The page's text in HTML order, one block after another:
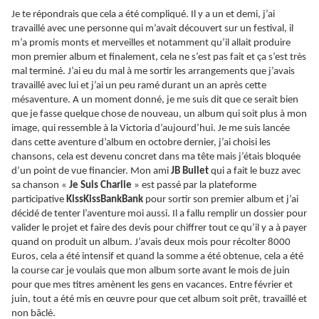
Je te répondrais que cela a été compliqué. Il y a un et demi, j’ai
travaillé avec une personne qui m’avait découvert sur un festival, il
m’a promis monts et merveilles et notamment qu’il allait produire
mon premier album et finalement, cela ne s’est pas fait et ça s’est très
mal terminé. J’ai eu du mal à me sortir les arrangements que j’avais
travaillé avec lui et j’ai un peu ramé durant un an après cette
mésaventure. A un moment donné, je me suis dit que ce serait bien
que je fasse quelque chose de nouveau, un album qui soit plus à mon
image, qui ressemble à la Victoria d’aujourd’hui. Je me suis lancée
dans cette aventure d’album en octobre dernier, j’ai choisi les
chansons, cela est devenu concret dans ma tête mais j’étais bloquée
d’un point de vue financier. Mon ami JB Bullet qui a fait le buzz avec
sa chanson « Je Suis Charlie » est passé par la plateforme
participative KissKissBankBank pour sortir son premier album et j’ai
décidé de tenter l’aventure moi aussi. Il a fallu remplir un dossier pour
valider le projet et faire des devis pour chiffrer tout ce qu’il y a à payer
quand on produit un album. J’avais deux mois pour récolter 8000
Euros, cela a été intensif et quand la somme a été obtenue, cela a été
la course car je voulais que mon album sorte avant le mois de juin
pour que mes titres amènent les gens en vacances. Entre février et
juin, tout a été mis en œuvre pour que cet album soit prêt, travaillé et
non bâclé.